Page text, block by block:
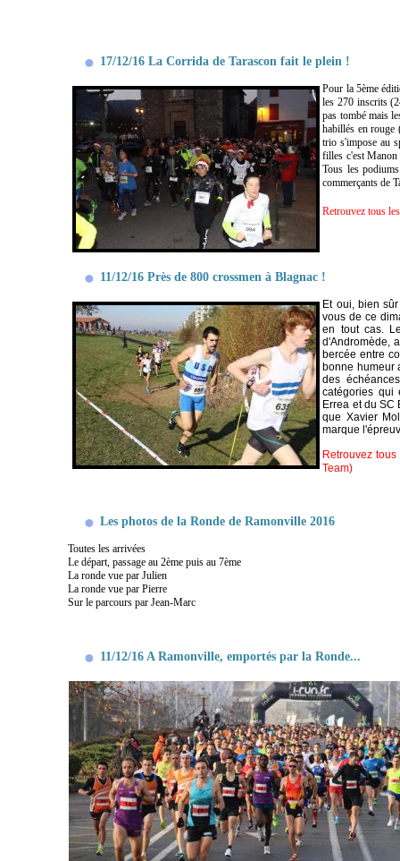
17/12/16 La Corrida de Tarascon fait le plein !
Pour la 5ème
les 270 inscrits
pas tombé mais
habillés en rouge
trio s'impose au
filles c'est Manon
Tous les
commerçants de
Retrouvez tous
11/12/16 Près de 800 crossmen à Blagnac !
Et oui, bien
vous de ce
en tout cas.
d'Andromède,
bercée entre
bonne humeur
des
catégories qui
Errea et du SC
que Xavier
marque
Retrouvez
Team)
Les photos de la Ronde de Ramonville 2016
Toutes les arrivées
Le départ, passage au 2ème puis au 7ème
La ronde vue par Julien
La ronde vue par Pierre
Sur le parcours par Jean-Marc
11/12/16 A Ramonville, emportés par la Ronde...